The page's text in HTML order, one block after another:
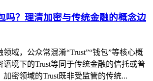
吗？理清加密与传统金融的概念边
领域，公众常混淆“Trust”“钱包”等核心概
语境下的Trust等同于传统金融的信托或普
加密领域的Trust既非受监管的传统...